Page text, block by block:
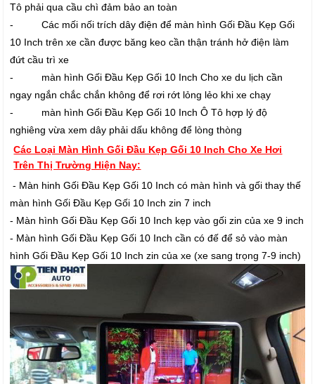
Tô phải qua cầu chì đảm bảo an toàn
- Các mối nối trích dây điện để màn hình Gối Đầu Kẹp Gối
10 Inch trên xe cần được băng keo cần thận tránh hở điện làm
đứt cầu trì xe
- màn hình Gối Đầu Kẹp Gối 10 Inch Cho xe du lịch cần
ngay ngắn chắc chắn không để rơi rớt lỏng lẻo khi xe chạy
- màn hình Gối Đầu Kẹp Gối 10 Inch Ô Tô hợp lý độ
nghiêng vừa xem dây phải dấu không để lòng thòng
Các Loại Màn Hình Gối Đầu Kẹp Gối 10 Inch Cho Xe Hơi
Trên Thị Trường Hiện Nay:
- Màn hinh Gối Đầu Kẹp Gối 10 Inch có màn hình và gối thay thế
màn hình Gối Đầu Kẹp Gối 10 Inch zin 7 inch
- Màn hình Gối Đầu Kẹp Gối 10 Inch kẹp vào gối zin của xe 9 inch
- Màn hình Gối Đầu Kẹp Gối 10 Inch cần có đế để sỏ vào màn
hình Gối Đầu Kẹp Gối 10 Inch zin của xe (xe sang trọng 7-9 inch)